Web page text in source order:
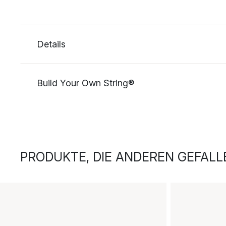
Details
Build Your Own String®
PRODUKTE, DIE ANDEREN